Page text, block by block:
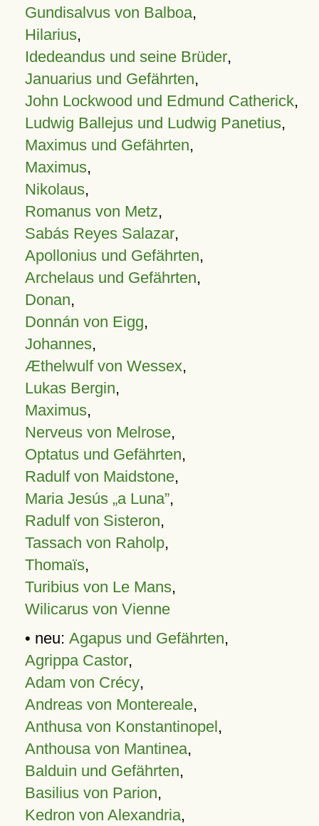
Gundisalvus von Balboa,
Hilarius,
Idedeandus und seine Brüder,
Januarius und Gefährten,
John Lockwood und Edmund Catherick,
Ludwig Ballejus und Ludwig Panetius,
Maximus und Gefährten,
Maximus,
Nikolaus,
Romanus von Metz,
Sabás Reyes Salazar,
Apollonius und Gefährten,
Archelaus und Gefährten,
Donan,
Donnán von Eigg,
Johannes,
Æthelwulf von Wessex,
Lukas Bergin,
Maximus,
Nerveus von Melrose,
Optatus und Gefährten,
Radulf von Maidstone,
Maria Jesús „a Luna”,
Radulf von Sisteron,
Tassach von Raholp,
Thomaïs,
Turibius von Le Mans,
Wilicarus von Vienne
• neu: Agapus und Gefährten,
Agrippa Castor,
Adam von Crécy,
Andreas von Montereale,
Anthusa von Konstantinopel,
Anthousa von Mantinea,
Balduin und Gefährten,
Basilius von Parion,
Kedron von Alexandria,